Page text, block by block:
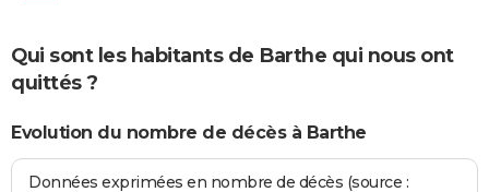
Qui sont les habitants de Barthe qui nous ont
quittés ?
Evolution du nombre de décès à Barthe
Données exprimées en nombre de décès (source :